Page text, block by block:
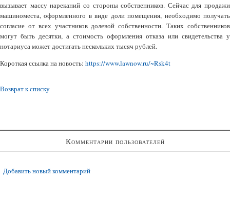
вызывает массу нареканий со стороны собственников. Сейчас для продажи
машиноместа, оформленного в виде доли помещения, необходимо получать
согласие от всех участников долевой собственности. Таких собственников
могут быть десятки, а стоимость оформления отказа или свидетельства у
нотариуса может достигать нескольких тысяч рублей.
Короткая ссылка на новость: https://www.lawnow.ru/~Rsk4t
Возврат к списку
Комментарии пользователей
Добавить новый комментарий